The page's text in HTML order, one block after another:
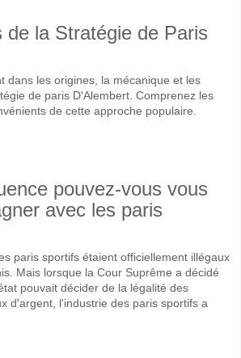
de la Stratégie de Paris
dans les origines, la mécanique et les
de paris D'Alembert. Comprenez les
de cette approche populaire.
pouvez-vous vous
avec les paris
paris sportifs étaient officiellement illégaux
Mais lorsque la Cour Suprême a décidé
pouvait décider de la légalité des
d'argent, l'industrie des paris sportifs a